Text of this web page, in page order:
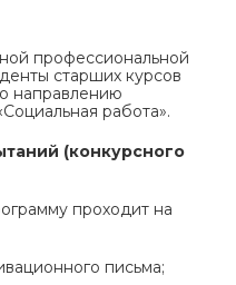
профессиональной
старших курсов
направлению
работа».
(конкурсного
проходит на
письма;